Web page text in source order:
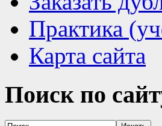
Практика
Карта сайта
Поиск по